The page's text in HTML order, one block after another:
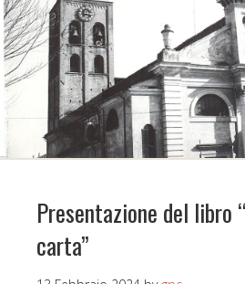
Presentazione del libro
carta”